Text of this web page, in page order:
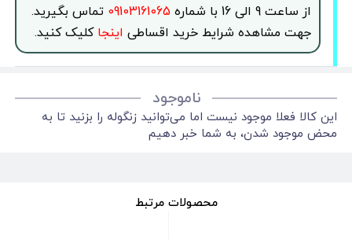
از ساعت 9 الی 16 با شماره
09103161065 تماس بگیرید.
جهت مشاهده شرایط خرید اقساطی اینجاکلیک کنید.
ناموجود
این کالا فعلا موجود نیست اما می‌توانید زنگوله را بزنید تا به
محض موجود شدن، به شما خبر دهیم
محصولات مرتبط